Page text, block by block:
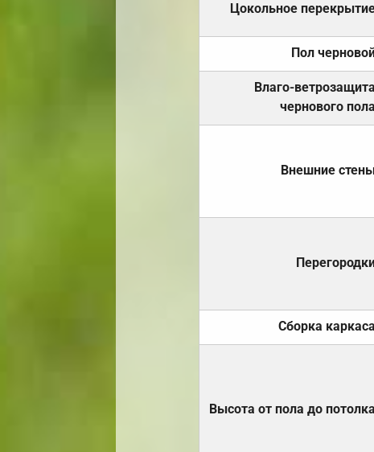
Цокольное
Пол
Влаго-ветрозащита
чернового пола
Внешние
Сборка каркаса
Высота от пола до потолка